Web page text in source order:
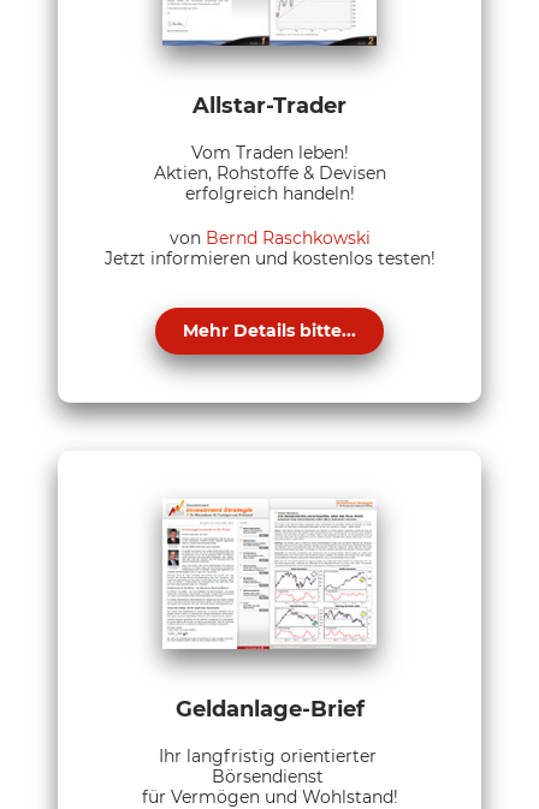
Allstar-Trader
Vom Traden leben!
Aktien, Rohstoffe & Devisen
erfolgreich handeln!
von Bernd Raschkowski
Jetzt informieren und kostenlos testen!
Mehr Details bitte...
Geldanlage-Brief
Ihr langfristig orientierter
Börsendienst
für Vermögen und Wohlstand!